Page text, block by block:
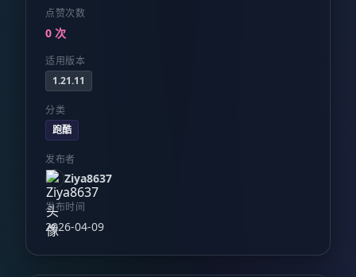
点赞次数
0 次
适用版本
1.21.11
分类
跑酷
发布者
Ziya8637
发布时间
2026-04-09